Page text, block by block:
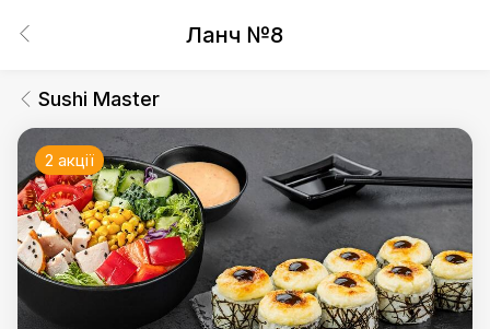
Ланч №8
Sushi Master
2 акції